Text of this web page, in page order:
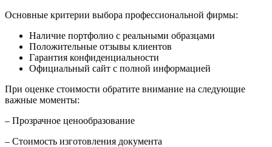
Основные критерии выбора профессиональной фирмы:
Наличие портфолио с реальными образцами
Положительные отзывы клиентов
Гарантия конфиденциальности
Официальный сайт с полной информацией
При оценке стоимости обратите внимание на следующие
важные моменты:
– Прозрачное ценообразование
– Стоимость изготовления документа